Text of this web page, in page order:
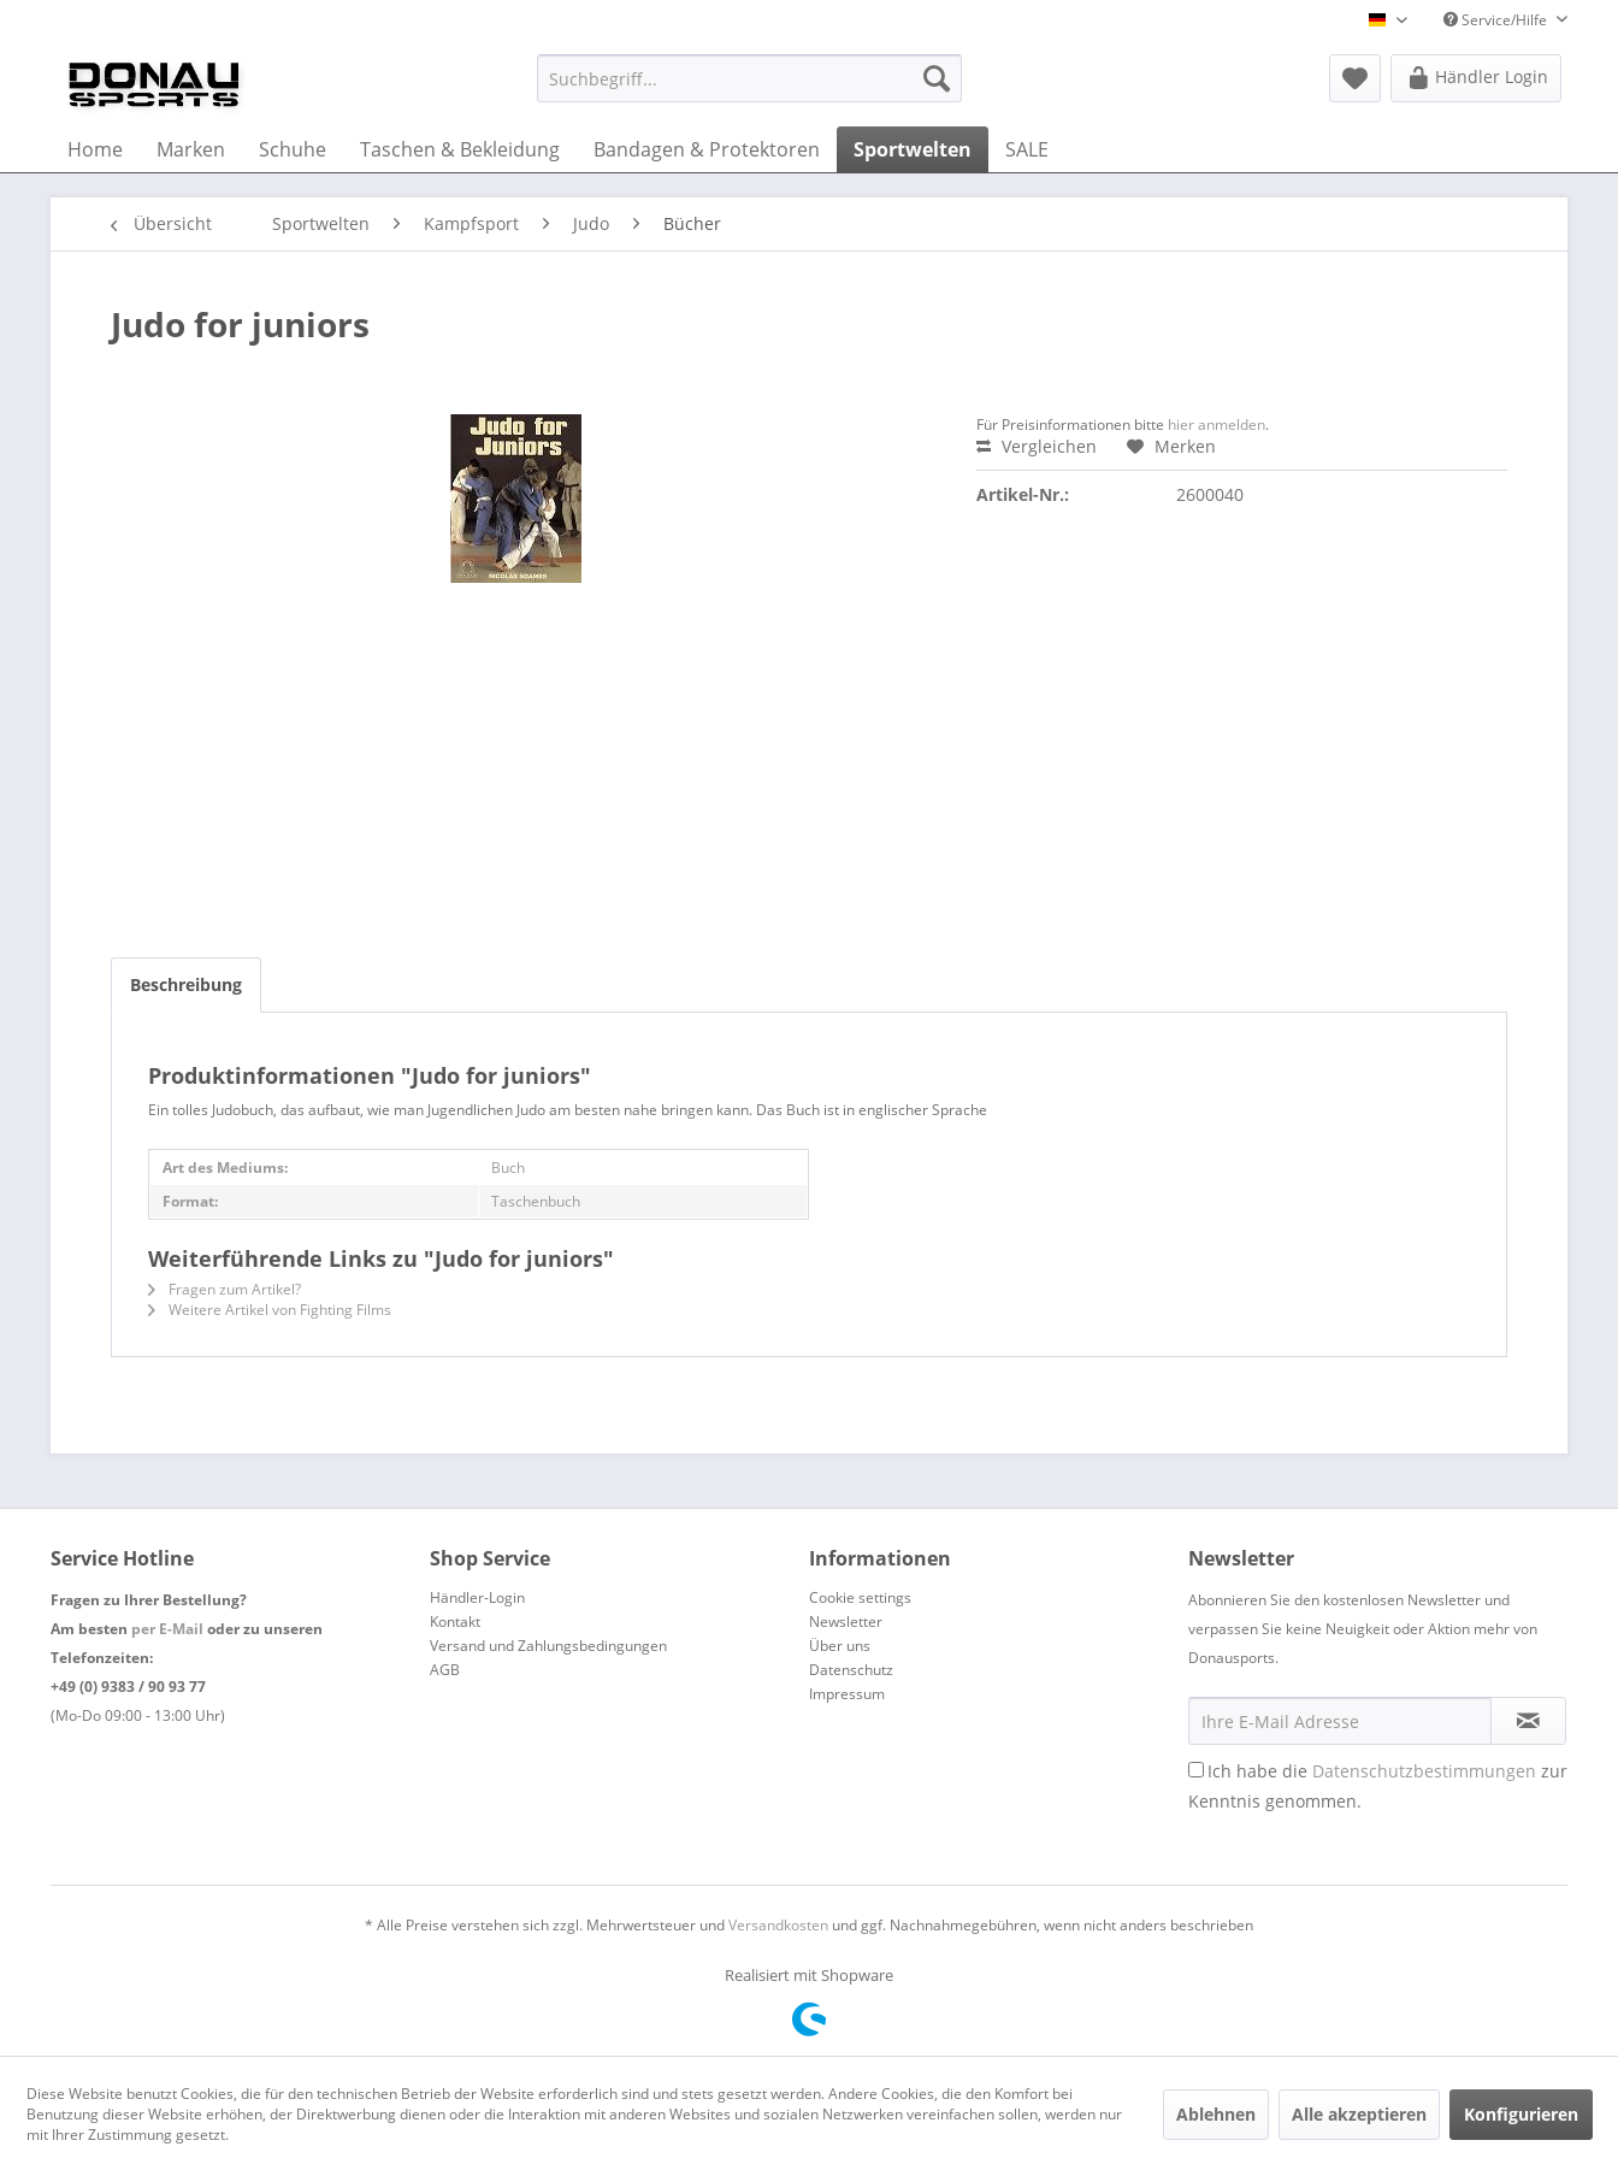
Donausports Deutsch
Service/Hilfe
Händler Login
Home Marken Schuhe Taschen & Bekleidung Bandagen & Protektoren Sportwelten SALE
Übersicht Sportwelten Kampfsport Judo Bücher
Judo for juniors
Für Preisinformationen bitte hier anmelden.
Vergleichen Merken
Artikel-Nr.: 2600040
Beschreibung
Produktinformationen "Judo for juniors"
Ein tolles Judobuch, das aufbaut, wie man Jugendlichen Judo am besten nahe bringen kann. Das Buch ist in englischer Sprache
Art des Mediums:
Buch
Format:
Taschenbuch
Weiterführende Links zu "Judo for juniors"
Fragen zum Artikel?
Weitere Artikel von Fighting Films
Service Hotline
Fragen zu Ihrer Bestellung?
Am besten per E-Mail oder zu unseren
Telefonzeiten:
+49 (0) 9383 / 90 93 77
(Mo-Do 09:00 - 13:00 Uhr)
Shop Service
Händler-Login
Kontakt
Versand und Zahlungsbedingungen
AGB
Informationen
Cookie settings
Newsletter
Über uns
Datenschutz
Impressum
Newsletter
Abonnieren Sie den kostenlosen Newsletter und
verpassen Sie keine Neuigkeit oder Aktion mehr von
Donausports.
Ich habe die Datenschutzbestimmungen zur
Kenntnis genommen.
* Alle Preise verstehen sich zzgl. Mehrwertsteuer undVersandkosten und ggf. Nachnahmegebühren, wenn nicht anders beschrieben
Realisiert mit Shopware
Diese Website benutzt Cookies, die für den technischen Betrieb der Website erforderlich sind und stets gesetzt werden. Andere Cookies, die den Komfort bei
Benutzung dieser Website erhöhen, der Direktwerbung dienen oder die Interaktion mit anderen Websites und sozialen Netzwerken vereinfachen sollen, werden nur
mit Ihrer Zustimmung gesetzt.
Ablehnen Alle akzeptieren Konfigurieren